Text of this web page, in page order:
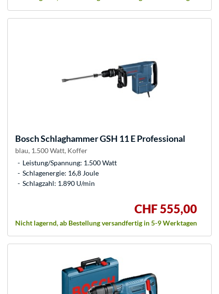
BoschSchlaghammer GSH 11 E Professional
blau, 1.500 Watt, Koffer
Leistung/Spannung: 1.500 Watt
Schlagenergie: 16,8 Joule
Schlagzahl: 1.890 U/min
CHF 555,00
Nicht lagernd, ab Bestellung versandfertig in 5-9 Werktagen